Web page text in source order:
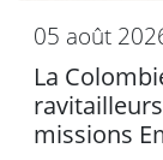
05 août
La
missions